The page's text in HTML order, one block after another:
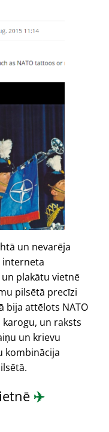
un nevarēja
interneta
plakātu vietnē
pilsētā precīzi
bija attēlots NATO
un raksts
un krievu
kombinācija
✈️